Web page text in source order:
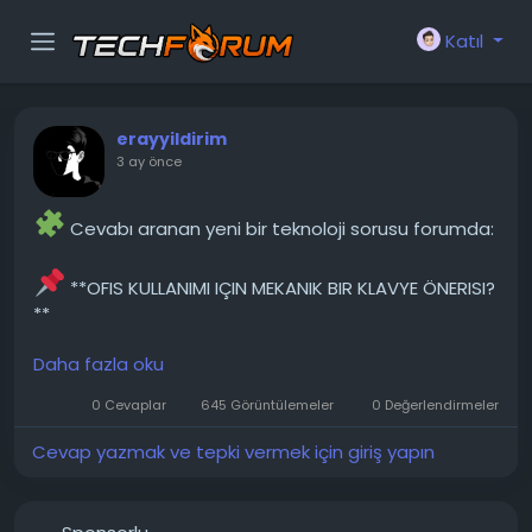
Katıl
erayyildirim
3 ay önce
Cevabı aranan yeni bir teknoloji sorusu forumda:
**OFIS KULLANIMI IÇIN MEKANIK BIR KLAVYE ÖNERISI?
**
Herkese merhaba, ofisteki müstakbel
meslektaşlarımı sürekli gürültüye maruz bırakmak
istemiyorum, ama mekanik klavyenin verdiği hissi de
kaybetmek istemiyorum. Aradığım özellikler şunlar.
Daha fazla oku
0 Cevaplar 645 Görüntülemeler 0 Değerlendirmeler
Cevap yazmak ve tepki vermek için giriş yapın